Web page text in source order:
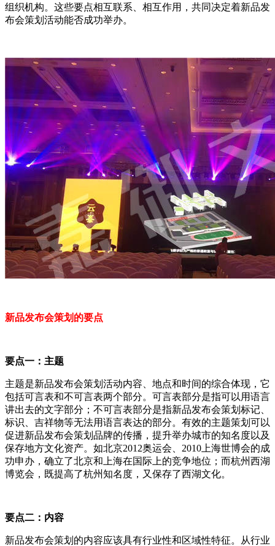
组织机构。这些要点相互联系、相互作用，共同决定着新品发
布会策划活动能否成功举办。
新品发布会策划的要点
要点一：主题
主题是新品发布会策划活动内容、地点和时间的综合体现，它
包括可言表和不可言表两个部分。可言表部分是指可以用语言
讲出去的文字部分；不可言表部分是指新品发布会策划标记、
标识、吉祥物等无法用语言表达的部分。有效的主题策划可以
促进新品发布会策划品牌的传播，提升举办城市的知名度以及
保存地方文化资产。如北京2012奥运会、2010上海世博会的成
功申办，确立了北京和上海在国际上的竞争地位；而杭州西湖
博览会，既提高了杭州知名度，又保存了西湖文化。
要点二：内容
新品发布会策划的内容应该具有行业性和区域性特征。从行业